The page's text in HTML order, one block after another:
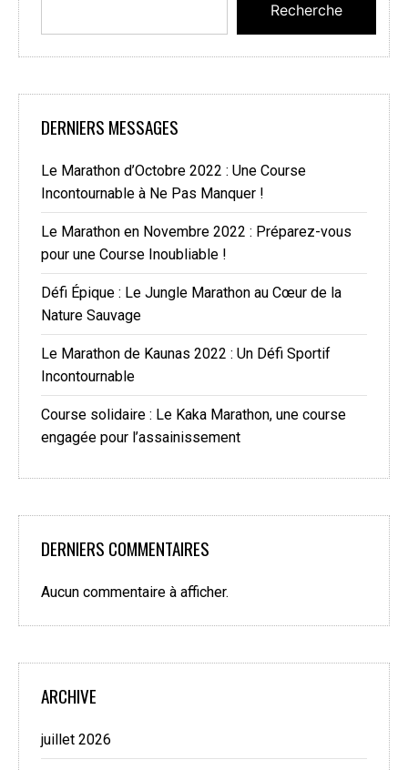
Recherche
DERNIERS MESSAGES
Le Marathon d’Octobre 2022 : Une Course
Incontournable à Ne Pas Manquer !
Le Marathon en Novembre 2022 : Préparez-vous
pour une Course Inoubliable !
Défi Épique : Le Jungle Marathon au Cœur de la
Nature Sauvage
Le Marathon de Kaunas 2022 : Un Défi Sportif
Incontournable
Course solidaire : Le Kaka Marathon, une course
engagée pour l’assainissement
DERNIERS COMMENTAIRES
Aucun commentaire à afficher.
ARCHIVE
juillet 2026